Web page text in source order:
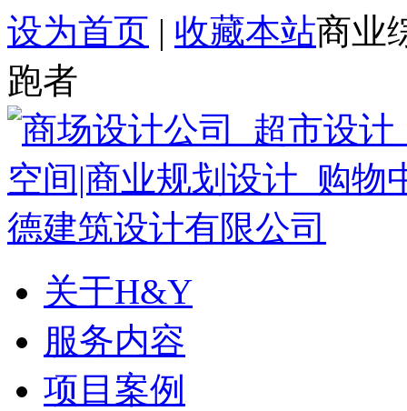
设为首页 | 收藏本站商业
跑者
关于H&Y
服务内容
项目案例